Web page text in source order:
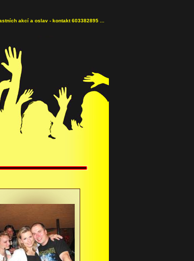
akcí a oslav - kontakt 603382895 ...